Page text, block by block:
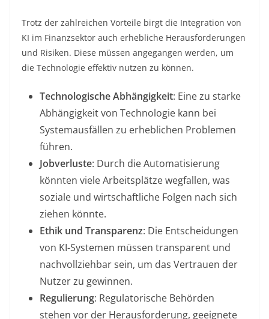
Trotz der zahlreichen Vorteile birgt die Integration von
KI im Finanzsektor auch erhebliche Herausforderungen
und Risiken. Diese müssen angegangen werden, um
die Technologie effektiv nutzen zu können.
Technologische Abhängigkeit: Eine zu starke
Abhängigkeit von Technologie kann bei
Systemausfällen zu erheblichen Problemen
führen.
Jobverluste: Durch die Automatisierung
könnten viele Arbeitsplätze wegfallen, was
soziale und wirtschaftliche Folgen nach sich
ziehen könnte.
Ethik und Transparenz: Die Entscheidungen
von KI-Systemen müssen transparent und
nachvollziehbar sein, um das Vertrauen der
Nutzer zu gewinnen.
Regulierung: Regulatorische Behörden
stehen vor der Herausforderung, geeignete